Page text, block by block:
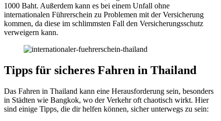
1000 Baht. Außerdem kann es bei einem Unfall ohne
internationalen Führerschein zu Problemen mit der Versicherung
kommen, da diese im schlimmsten Fall den Versicherungsschutz
verweigern kann.
Tipps für sicheres Fahren in Thailand
Das Fahren in Thailand kann eine Herausforderung sein, besonders
in Städten wie Bangkok, wo der Verkehr oft chaotisch wirkt. Hier
sind einige Tipps, die dir helfen können, sicher unterwegs zu sein: